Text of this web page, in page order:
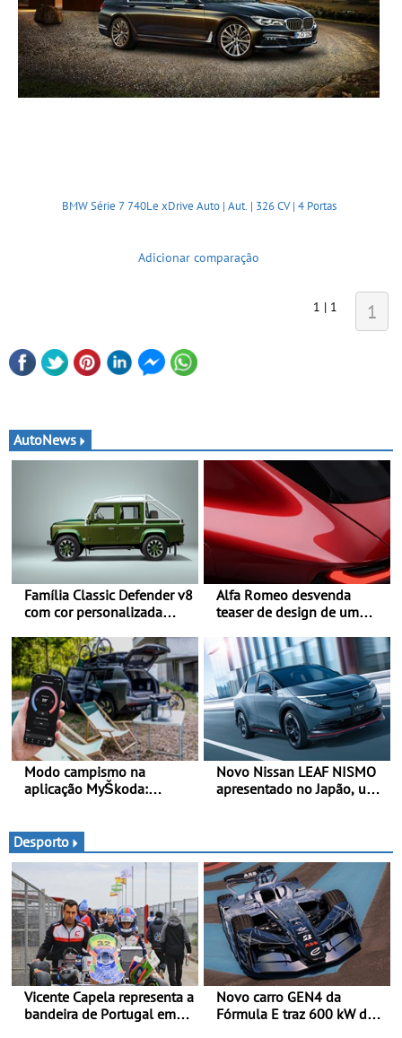
BMW Série 7 740Le xDrive Auto | Aut. | 326 CV | 4 Portas
Adicionar comparação
1 | 1 1
AutoNews
Família Classic Defender v8
com cor personalizada
Double Cab
Alfa Romeo desvenda
teaser de design de um
C - Apresentado
oficialmente no quarto
trimestre de 2027
Modo campismo na
aplicação MyŠkoda:
Novo Nissan LEAF NISMO
apresentado no Japão, uma
desempenho da terceira
geração do modelo elétrico
da marca
Desporto
Vicente Capela representa a
bandeira de Portugal em
Novo carro GEN4 da
Fórmula E traz 600 kW de